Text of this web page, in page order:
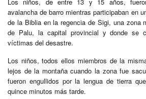
avalancha de barro mientras participaban en
de la Biblia en la regencia de Sigi, una zona
de Palu, la capital provincial y donde se
víctimas del desastre.
Los niños, todos ellos miembros de la
lejos de la montaña cuando la zona fue
fueron engullidos por la lengua de tierra
quince minutos más tarde.